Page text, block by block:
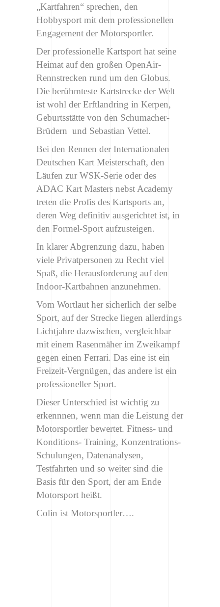
„Kartfahren“ sprechen, den
Hobbysport mit dem professionellen
Engagement der Motorsportler.
Der professionelle Kartsport hat seine
Heimat auf den großen OpenAir-
Rennstrecken rund um den Globus.
Die berühmteste Kartstrecke der Welt
ist wohl der Erftlandring in Kerpen,
Geburtsstätte von den Schumacher-
Brüdern und Sebastian Vettel.
Bei den Rennen der Internationalen
Deutschen Kart Meisterschaft, den
Läufen zur WSK-Serie oder des
ADAC Kart Masters nebst Academy
treten die Profis des Kartsports an,
deren Weg definitiv ausgerichtet ist, in
den Formel-Sport aufzusteigen.
In klarer Abgrenzung dazu, haben
viele Privatpersonen zu Recht viel
Spaß, die Herausforderung auf den
Indoor-Kartbahnen anzunehmen.
Vom Wortlaut her sicherlich der selbe
Sport, auf der Strecke liegen allerdings
Lichtjahre dazwischen, vergleichbar
mit einem Rasenmäher im Zweikampf
gegen einen Ferrari. Das eine ist ein
Freizeit-Vergnügen, das andere ist ein
professioneller Sport.
Dieser Unterschied ist wichtig zu
erkennnen, wenn man die Leistung der
Motorsportler bewertet. Fitness- und
Konditions- Training, Konzentrations-
Schulungen, Datenanalysen,
Testfahrten und so weiter sind die
Basis für den Sport, der am Ende
Motorsport heißt.
Colin ist Motorsportler….